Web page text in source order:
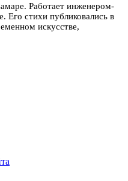
Работает инженером-
Его стихи публиковались в
искусстве,